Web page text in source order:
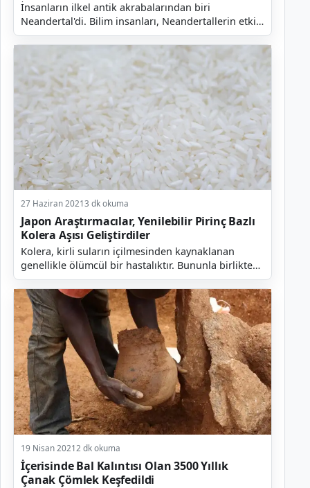
İnsanların ilkel antik akrabalarından biri
Neandertal'di. Bilim insanları, Neandertallerin etkili
aletler ve silahlar üretecek kadar akıllı oldukların...
27 Haziran 20213 dk okuma
Japon Araştırmacılar, Yenilebilir Pirinç Bazlı
Kolera Aşısı Geliştirdiler
Kolera, kirli suların içilmesinden kaynaklanan
genellikle ölümcül bir hastalıktır. Bununla birlikte
üzerinde çalışılan yeni bir aşı sayesinde bu konud...
19 Nisan 20212 dk okuma
İçerisinde Bal Kalıntısı Olan 3500 Yıllık
Çanak Çömlek Keşfedildi